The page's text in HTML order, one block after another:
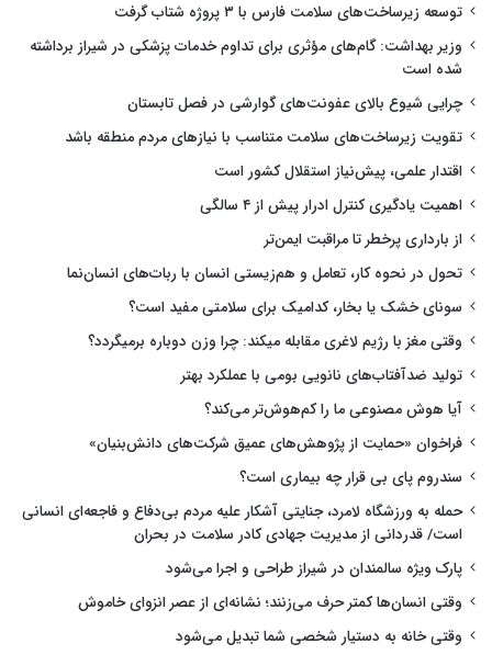
توسعه زیرساخت‌های سلامت فارس با ۳ پروژه شتاب گرفت
وزیر بهداشت: گام‌های مؤثری برای تداوم خدمات پزشکی در شیراز برداشته
شده است
چرایی شیوع بالای عفونت‌های گوارشی در فصل تابستان
تقویت زیرساخت‌های سلامت متناسب با نیازهای مردم منطقه باشد
اقتدار علمی، پیش‌نیاز استقلال کشور است
اهمیت یادگیری کنترل ادرار پیش از ۴ سالگی
از بارداری پرخطر تا مراقبت ایمن‌تر
تحول در نحوه کار، تعامل و هم‌زیستی انسان با ربات‌های انسان‌نما
سونای خشک یا بخار، کدامیک برای سلامتی مفید است؟
وقتی مغز با رژیم لاغری مقابله میکند: چرا وزن دوباره برمیگردد؟
تولید ضدآفتاب‌های نانویی بومی با عملکرد بهتر
آیا هوش مصنوعی ما را کم‌هوش‌تر می‌کند؟
فراخوان «حمایت از پژوهش‌های عمیق شرکت‌های دانش‌بنیان»
سندروم پای بی قرار چه بیماری است؟
حمله به ورزشگاه لامرد، جنایتی آشکار علیه مردم بی‌دفاع و فاجعه‌ای انسانی
است/ قدردانی از مدیریت جهادی کادر سلامت در بحران
پارک ویژه سالمندان در شیراز طراحی و اجرا می‌شود
وقتی انسان‌ها کمتر حرف می‌زنند؛ نشانه‌ای از عصر انزوای خاموش
وقتی خانه به دستیار شخصی شما تبدیل می‌شود